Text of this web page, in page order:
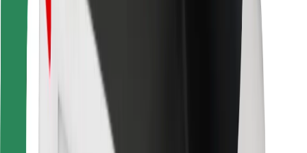
Nabíjacie stanice Bolt
Podpora
Pre cestujúcich
Pre vodičov
Pre kuriérov